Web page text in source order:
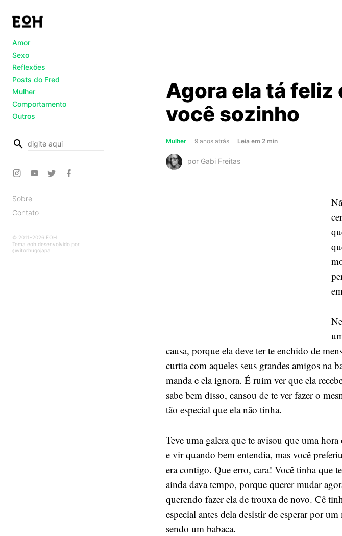
Amor
Sexo
Reflexões
Posts do Fred
Mulher
Comportamento
Outros
busca
Sobre
Contato
© 2011-2026 EOH
Tema eoh desenvolvido por
@vitorhugojapa
Agora ela tá feliz
você sozinho
Mulher 9 anos atrás Leiaabout
em2 min
por Gabi Freitas
causa, porque ela deve ter te enchido de
curtia com aqueles seus grandes amigos na
manda e ela ignora. É ruim ver que ela
sabe bem disso, cansou de te ver fazer o
tão especial que ela não tinha.
Teve uma galera que te avisou que uma
e vir quando bem entendia, mas você
era contigo. Que erro, cara! Você tinha que
ainda dava tempo, porque querer mudar
querendo fazer ela de trouxa de novo. Cê
especial antes dela desistir de esperar por
sendo um babaca.